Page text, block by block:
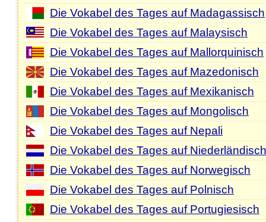
Die Vokabel des Tages auf Madagassisch
Die Vokabel des Tages auf Malaysisch
Die Vokabel des Tages auf Mallorquinisch
Die Vokabel des Tages auf Mazedonisch
Die Vokabel des Tages auf Mexikanisch
Die Vokabel des Tages auf Mongolisch
Die Vokabel des Tages auf Nepali
Die Vokabel des Tages auf Niederländisch
Die Vokabel des Tages auf Norwegisch
Die Vokabel des Tages auf Polnisch
Die Vokabel des Tages auf Portugiesisch